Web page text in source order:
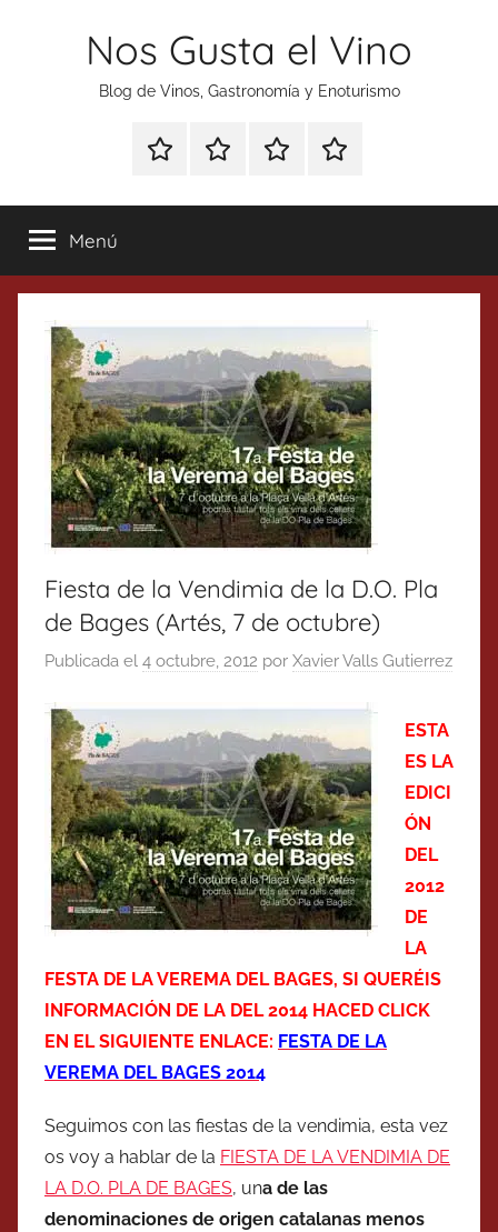
Nos Gusta el Vino
Blog de Vinos, Gastronomía y Enoturismo
Especial
Tonics
Enoturismo
Gastronomía
RankingContacto
Menú
Fiesta de la Vendimia de la D.O. Pla
de Bages (Artés, 7 de octubre)
Publicada el 4 octubre, 2012 por Xavier Valls Gutierrez
ESTA
ES LA
EDICI
ÓN
DEL
2012
DE
LA
FESTA DE LA VEREMA DEL BAGES, SI QUERÉIS
INFORMACIÓN DE LA DEL 2014 HACED CLICK
EN EL SIGUIENTE ENLACE: FESTA DE LA
VEREMA DEL BAGES 2014
Seguimos con las fiestas de la vendimia, esta vez
os voy a hablar de la FIESTA DE LA VENDIMIA DE
LA D.O. PLA DE BAGES, una de las
denominaciones de origen catalanas menos